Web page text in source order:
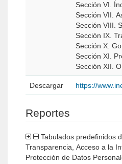
Sección VI.
Sección VII.
Sección VIII.
Sección IX.
Sección X.
Sección XI.
Sección XII.
Descargar https://
Reportes
Transparencia, Acceso a la
Protección de Datos